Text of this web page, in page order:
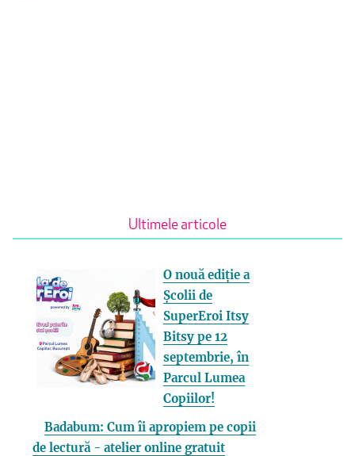
Ultimele articole
O nouă ediție a
Școlii de
SuperEroi Itsy
Bitsy pe 12
septembrie, în
Parcul Lumea
Copiilor!
Badabum: Cum îi apropiem pe copii
de lectură - atelier online gratuit